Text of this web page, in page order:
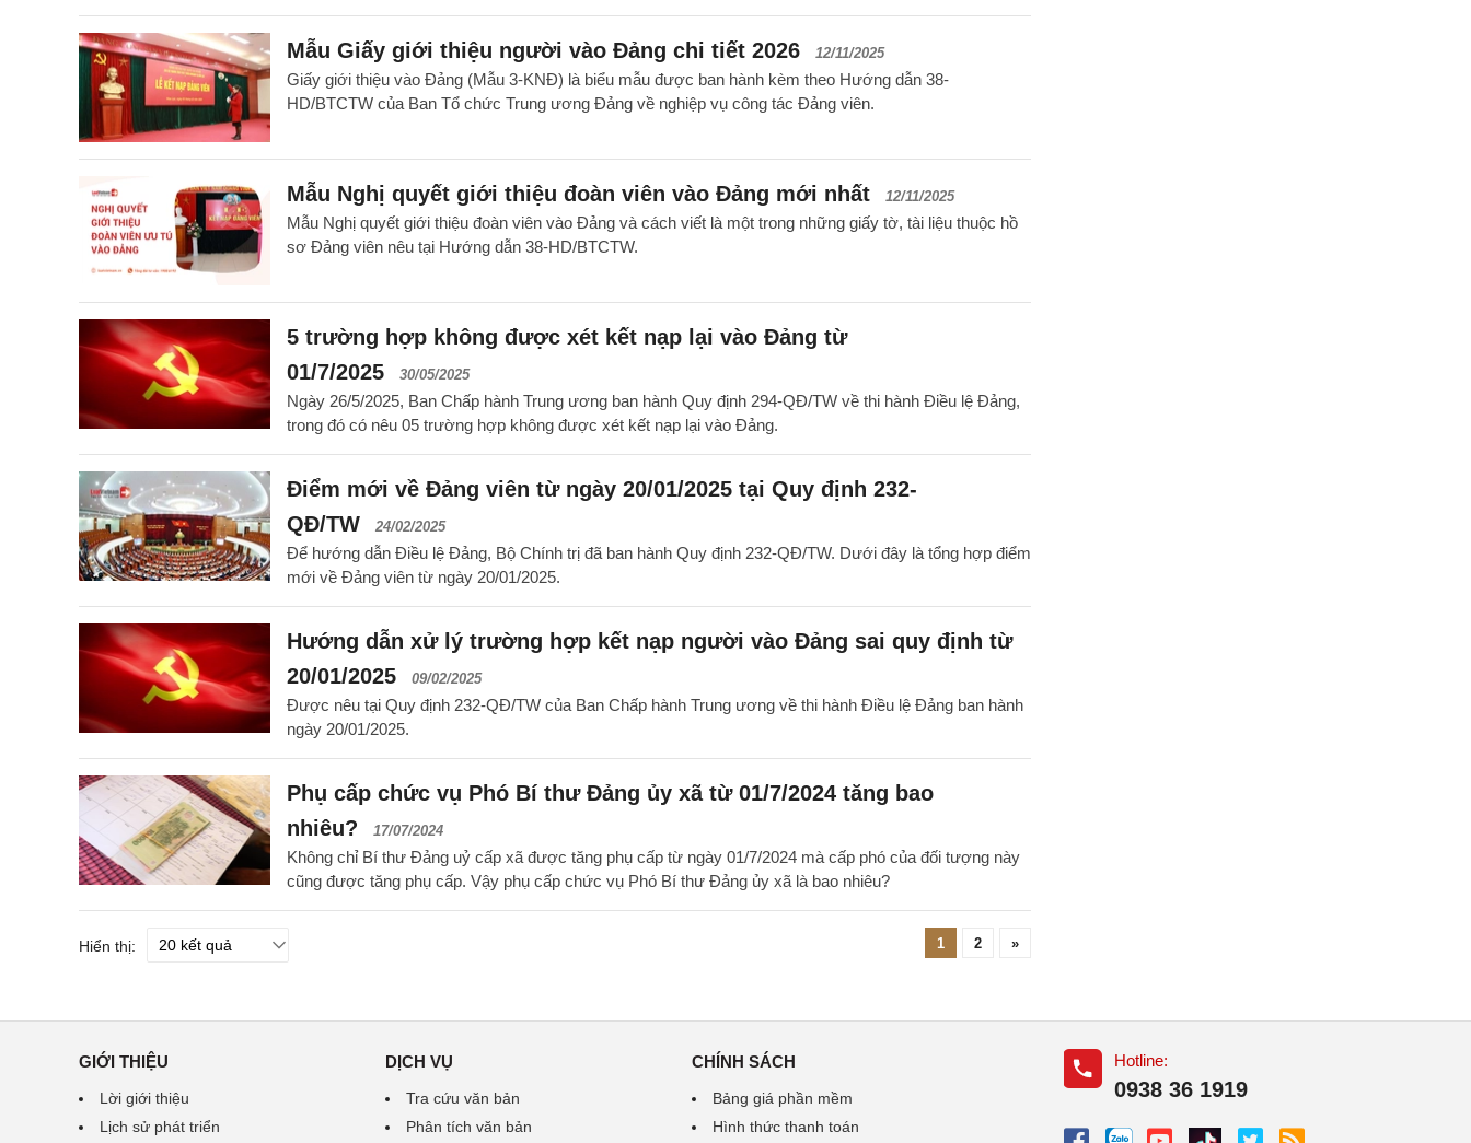
Mẫu Giấy giới thiệu người vào Đảng chi tiết 2026 12/11/2025
Giấy giới thiệu vào Đảng (Mẫu 3-KNĐ) là biểu mẫu được ban hành kèm theo Hướng dẫn 38-
HD/BTCTW của Ban Tổ chức Trung ương Đảng về nghiệp vụ công tác Đảng viên.
Mẫu Nghị quyết giới thiệu đoàn viên vào Đảng mới nhất 12/11/2025
Mẫu Nghị quyết giới thiệu đoàn viên vào Đảng và cách viết là một trong những giấy tờ, tài liệu thuộc hồ
sơ Đảng viên nêu tại Hướng dẫn 38-HD/BTCTW.
5 trường hợp không được xét kết nạp lại vào Đảng từ
01/7/2025
30/05/2025
Ngày 26/5/2025, Ban Chấp hành Trung ương ban hành Quy định 294-QĐ/TW về thi hành Điều lệ Đảng,
trong đó có nêu 05 trường hợp không được xét kết nạp lại vào Đảng.
Điểm mới về Đảng viên từ ngày 20/01/2025 tại Quy định 232-
QĐ/TW
24/02/2025
Để hướng dẫn Điều lệ Đảng, Bộ Chính trị đã ban hành Quy định 232-QĐ/TW. Dưới đây là tổng hợp điểm
mới về Đảng viên từ ngày 20/01/2025.
Hướng dẫn xử lý trường hợp kết nạp người vào Đảng sai quy định từ
20/01/2025
09/02/2025
Được nêu tại Quy định 232-QĐ/TW của Ban Chấp hành Trung ương về thi hành Điều lệ Đảng ban hành
ngày 20/01/2025.
Phụ cấp chức vụ Phó Bí thư Đảng ủy xã từ 01/7/2024 tăng bao
nhiêu?
17/07/2024
Không chỉ Bí thư Đảng uỷ cấp xã được tăng phụ cấp từ ngày 01/7/2024 mà cấp phó của đối tượng này
cũng được tăng phụ cấp. Vậy phụ cấp chức vụ Phó Bí thư Đảng ủy xã là bao nhiêu?
Hiển thị: 1 2 »
GIỚI THIỆU
Lời giới thiệu
Lịch sử phát triển
DỊCH VỤ
Tra cứu văn bản
Phân tích văn bản
CHÍNH SÁCH
Bảng giá phần mềm
Hình thức thanh toán
Hotline:
0938 36 1919